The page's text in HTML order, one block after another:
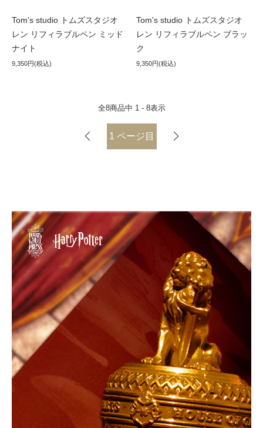
Tom's studio トムズスタジオ
レン リフィラブルペン ミッド
ナイト
9,350円(税込)
Tom's studio トムズスタジオ
レン リフィラブルペン ブラッ
ク
9,350円(税込)
全8商品中 1 - 8表示
1 ページ目